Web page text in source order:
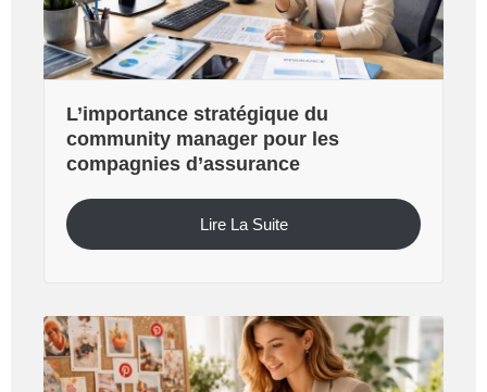
L’importance stratégique du
community manager pour les
compagnies d’assurance
Lire La Suite